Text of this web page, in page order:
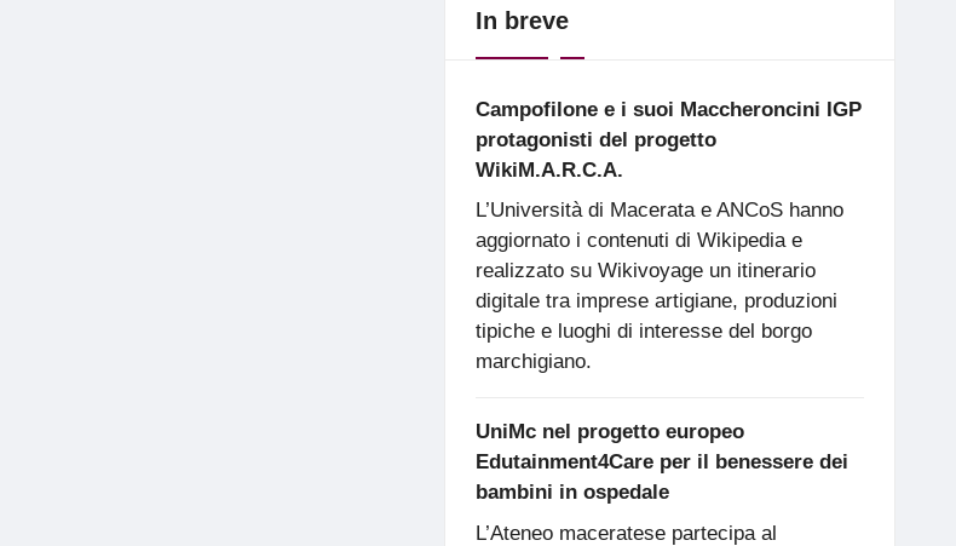
In breve
Campofilone e i suoi Maccheroncini IGP
protagonisti del progetto
WikiM.A.R.C.A.
L’Università di Macerata e ANCoS hanno
aggiornato i contenuti di Wikipedia e
realizzato su Wikivoyage un itinerario
digitale tra imprese artigiane, produzioni
tipiche e luoghi di interesse del borgo
marchigiano.
UniMc nel progetto europeo
Edutainment4Care per il benessere dei
bambini in ospedale
L’Ateneo maceratese partecipa al